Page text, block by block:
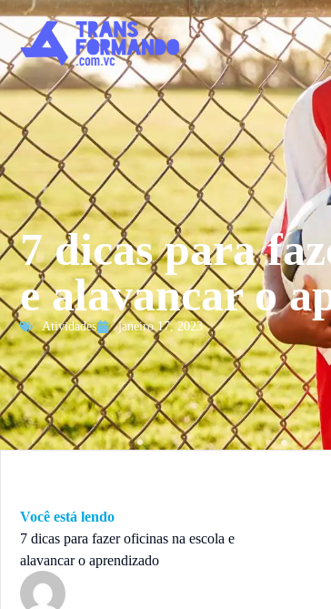
7 dicas para
e alavancar o
Atividades janeiro 17, 2023
Você está lendo
7 dicas para fazer oficinas na escola e
alavancar o aprendizado